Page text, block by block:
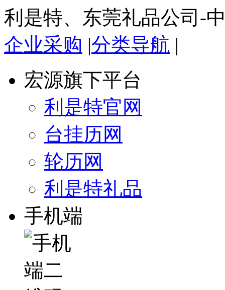
利是特、东莞礼品公司-
企业采购 |分类导航 |
宏源旗下平台
利是特官网
台挂历网
轮历网
利是特礼品
手机端